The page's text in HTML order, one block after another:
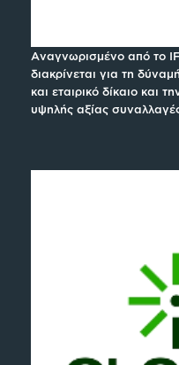
Αναγνωρισμένο από το
διακρίνεται για τη
και εταιρικό δίκαιο και
υψηλής αξίας